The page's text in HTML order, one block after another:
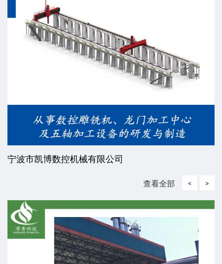
宁波市凯博数控机械有限公司
查看全部 < >